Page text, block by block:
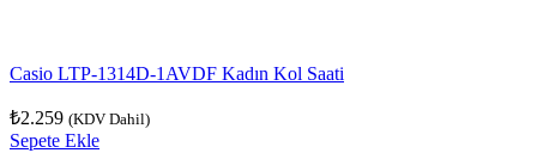
Casio LTP-1314D-1AVDF Kadın Kol Saati
₺2.259 (KDV Dahil)
Sepete Ekle